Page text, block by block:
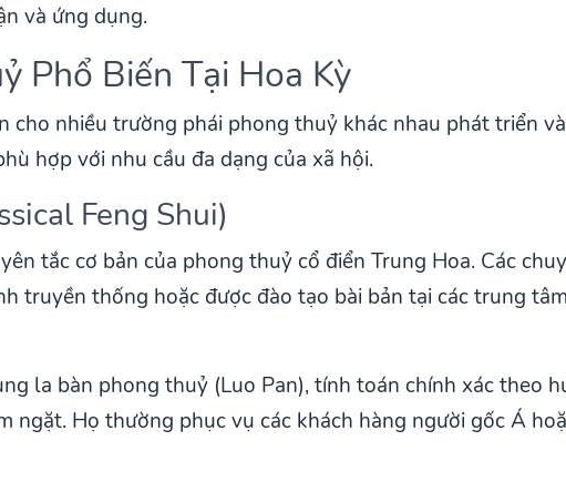
và ứng dụng.
Phổ Biến Tại Hoa Kỳ
cho nhiều trường phái phong thuỷ khác nhau phát triển
hợp với nhu cầu đa dạng của xã hội.
Feng Shui)
tắc cơ bản của phong thuỷ cổ điển Trung Hoa. Các
truyền thống hoặc được đào tạo bài bản tại các trung
la bàn phong thuỷ (Luo Pan), tính toán chính xác theo
ngặt. Họ thường phục vụ các khách hàng người gốc Á